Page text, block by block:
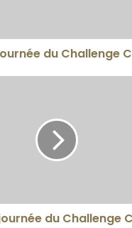
du Challenge
du Challenge